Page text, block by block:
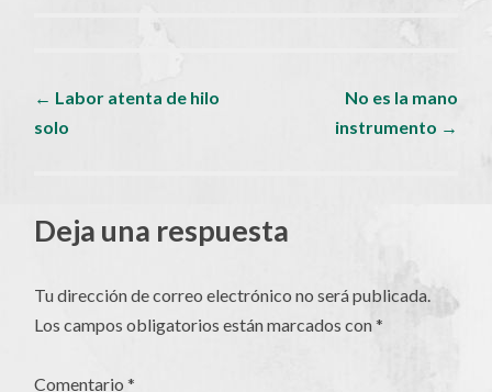
Navegador
artículos
← Labor atenta de hilo
solo
No es la mano
instrumento →
Deja una respuesta
Tu dirección de correo electrónico no será publicada.
Los campos obligatorios están marcados con*
Comentario*